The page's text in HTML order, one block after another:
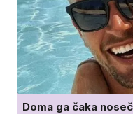
Doma ga čaka